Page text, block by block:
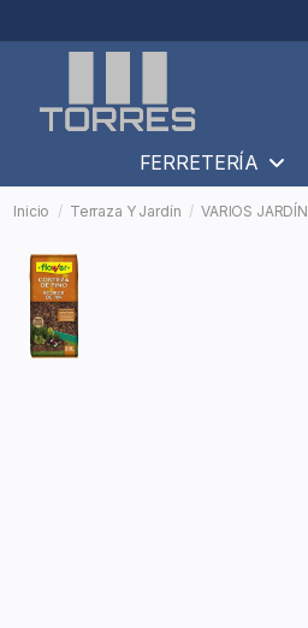
FERRETERÍA
Inicio Terraza Y Jardín VARIOS JARDÍN